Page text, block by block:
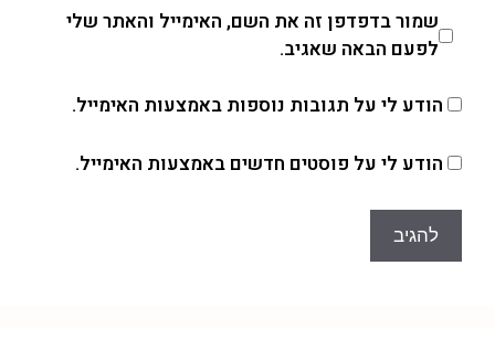
שמור בדפדפן זה את השם, האימייל והאתר שלי
לפעם הבאה שאגיב.
הודע לי על תגובות נוספות באמצעות האימייל.
הודע לי על פוסטים חדשים באמצעות האימייל.